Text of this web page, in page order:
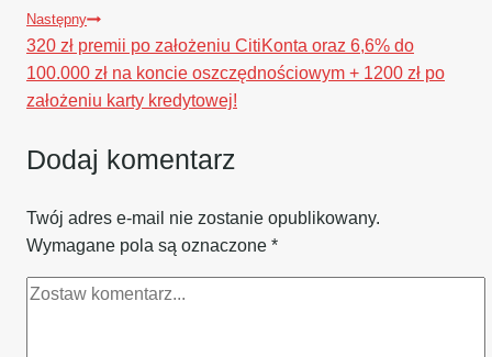
Następny
320 zł premii po założeniu CitiKonta oraz 6,6% do
100.000 zł na koncie oszczędnościowym + 1200 zł po
założeniu karty kredytowej!
Dodaj komentarz
Twój adres e-mail nie zostanie opublikowany.
Wymagane pola są oznaczone *